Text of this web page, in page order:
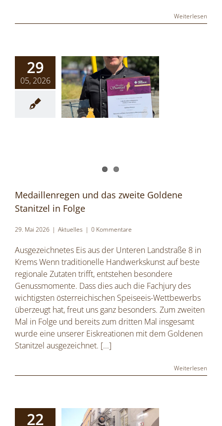
Weiterlesen
29
05, 2026
Medaillenregen und das zweite Goldene
Stanitzel in Folge
29. Mai 2026 | Aktuelles | 0 Kommentare
Ausgezeichnetes Eis aus der Unteren Landstraße 8 in
Krems Wenn traditionelle Handwerkskunst auf beste
regionale Zutaten trifft, entstehen besondere
Genussmomente. Dass dies auch die Fachjury des
wichtigsten österreichischen Speiseeis-Wettbewerbs
überzeugt hat, freut uns ganz besonders. Zum zweiten
Mal in Folge und bereits zum dritten Mal insgesamt
wurde eine unserer Eiskreationen mit dem Goldenen
Stanitzel ausgezeichnet. [...]
Weiterlesen
22